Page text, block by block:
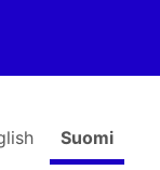
Suomi